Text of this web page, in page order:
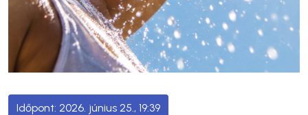
2026. június 25., 19:39